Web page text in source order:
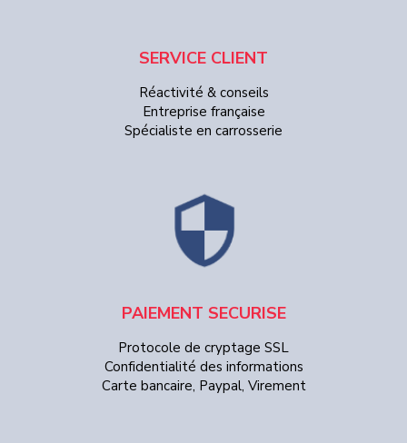
SERVICE CLIENT
Réactivité & conseils
Entreprise française
Spécialiste en carrosserie
PAIEMENT SECURISE
Protocole de cryptage SSL
Confidentialité des informations
Carte bancaire, Paypal, Virement